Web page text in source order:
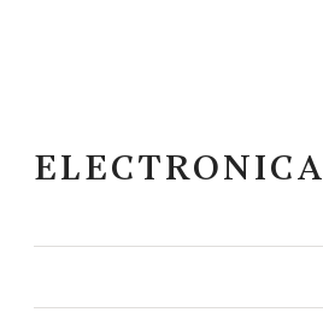
ELECTRONICA